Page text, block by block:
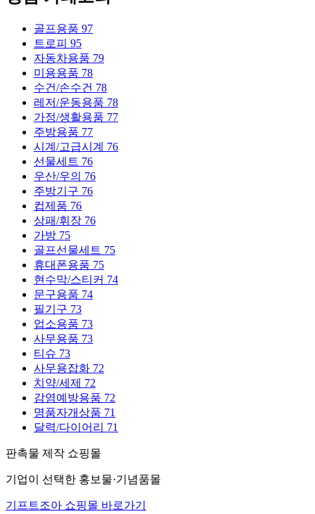
골프용품 97
트로피 95
자동차용품 79
미용용품 78
수건/손수건 78
레저/운동용품 78
가정/생활용품 77
주방용품 77
시계/고급시계 76
선물세트 76
우산/우의 76
주방기구 76
컵제품 76
상패/휘장 76
가방 75
골프선물세트 75
휴대폰용품 75
현수막/스티커 74
문구용품 74
필기구 73
업소용품 73
사무용품 73
티슈 73
사무용잡화 72
치약/세제 72
감염예방용품 72
명품자개상품 71
달력/다이어리 71
판촉물 제작 쇼핑몰
기업이 선택한 홍보물·기념품몰
기프트조아 쇼핑몰 바로가기